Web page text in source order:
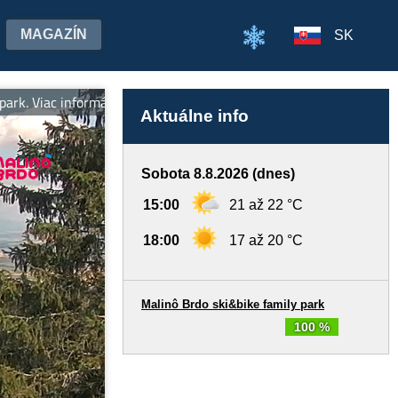
MAGAZÍN SK
informácií na skipark.sk.
Aktuálne info
Sobota 8.8.2026 (dnes)
15:00 21 až 22 °C
18:00 17 až 20 °C
100 %
Malinô Brdo ski&bike family park